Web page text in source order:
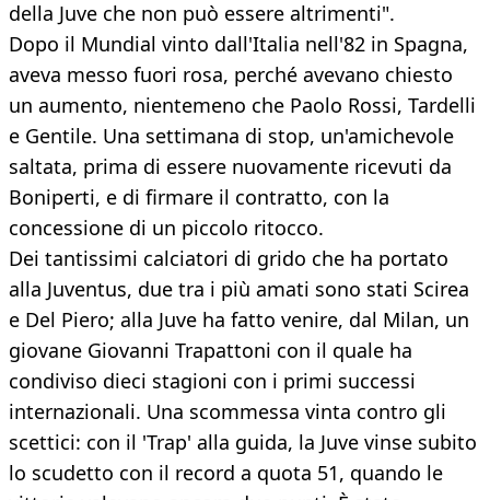
della Juve che non può essere altrimenti".
Dopo il Mundial vinto dall'Italia nell'82 in Spagna,
aveva messo fuori rosa, perché avevano chiesto
un aumento, nientemeno che Paolo Rossi, Tardelli
e Gentile. Una settimana di stop, un'amichevole
saltata, prima di essere nuovamente ricevuti da
Boniperti, e di firmare il contratto, con la
concessione di un piccolo ritocco.
Dei tantissimi calciatori di grido che ha portato
alla Juventus, due tra i più amati sono stati Scirea
e Del Piero; alla Juve ha fatto venire, dal Milan, un
giovane Giovanni Trapattoni con il quale ha
condiviso dieci stagioni con i primi successi
internazionali. Una scommessa vinta contro gli
scettici: con il 'Trap' alla guida, la Juve vinse subito
lo scudetto con il record a quota 51, quando le